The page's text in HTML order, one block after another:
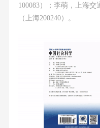
100083）；李萌，上海
（上海200240）。